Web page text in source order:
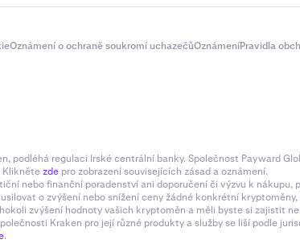
Oznámení o ochraně soukromí uchazečůOznámeníPravidla
podléhá regulaci Irské centrální banky. Společnost Payward
Kliknětezde pro zobrazení souvisejících zásad a oznámení.
nebo finanční poradenství ani doporučení či výzvu k
o zvýšení nebo snížení ceny žádné konkrétní
zvýšení hodnoty vašich kryptoměn a měli byste si zajistit
Kraken pro její různé produkty a služby se liší podle
.